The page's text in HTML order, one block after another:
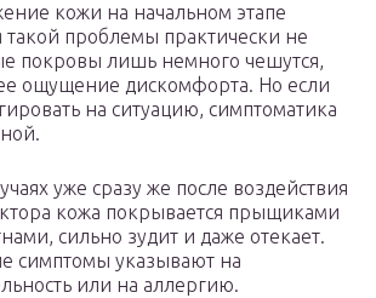
кожи на начальном этапе
проблемы практически не
покровы лишь немного чешутся,
ощущение дискомфорта. Но если
на ситуацию, симптоматика
уже сразу же после воздействия
кожа покрывается прыщиками
сильно зудит и даже отекает.
симптомы указывают на
или на аллергию.